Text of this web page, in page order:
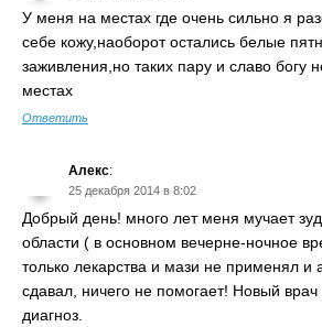
У меня на местах где очень сильно я
себе кожу,наоборот остались белые
заживления,но таких пару и славо богу
местах
Ответить
Алекс:
25 декабря 2014 в 8:02
Добрый день! много лет меня мучает
области ( в основном вечерне-ночное
только лекарства и мази не применял и
сдавал, ничего не помогает! Новый
диагноз.